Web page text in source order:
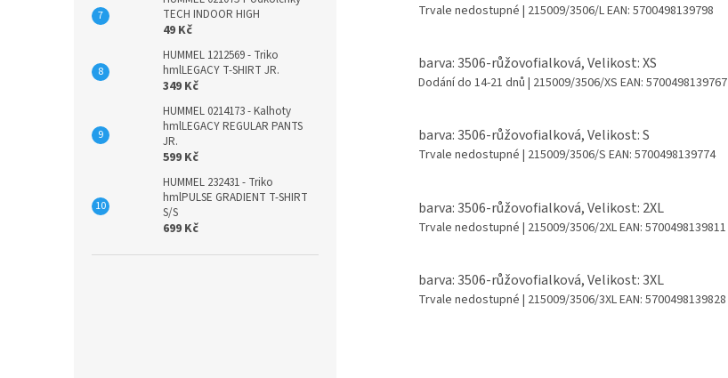
TECH INDOOR HIGH
49 Kč
HUMMEL 1212569 - Triko
hmlLEGACY T-SHIRT JR.
349 Kč
HUMMEL 0214173 - Kalhoty
hmlLEGACY REGULAR PANTS
JR.
599 Kč
HUMMEL 232431 - Triko
hmlPULSE GRADIENT T-SHIRT
S/S
699 Kč
Trvale nedostupné | 215009/3506/LEAN: 5700498139798
barva: 3506-růžovofialková, Velikost: XS
Dodání do 14-21 dnů | 215009/3506/XS EAN: 5700498139767
barva: 3506-růžovofialková, Velikost: S
Trvale nedostupné | 215009/3506/S EAN: 5700498139774
barva: 3506-růžovofialková, Velikost: 2XL
Trvale nedostupné | 215009/3506/2XLEAN: 5700498139811
barva: 3506-růžovofialková, Velikost: 3XL
Trvale nedostupné | 215009/3506/3XLEAN: 5700498139828